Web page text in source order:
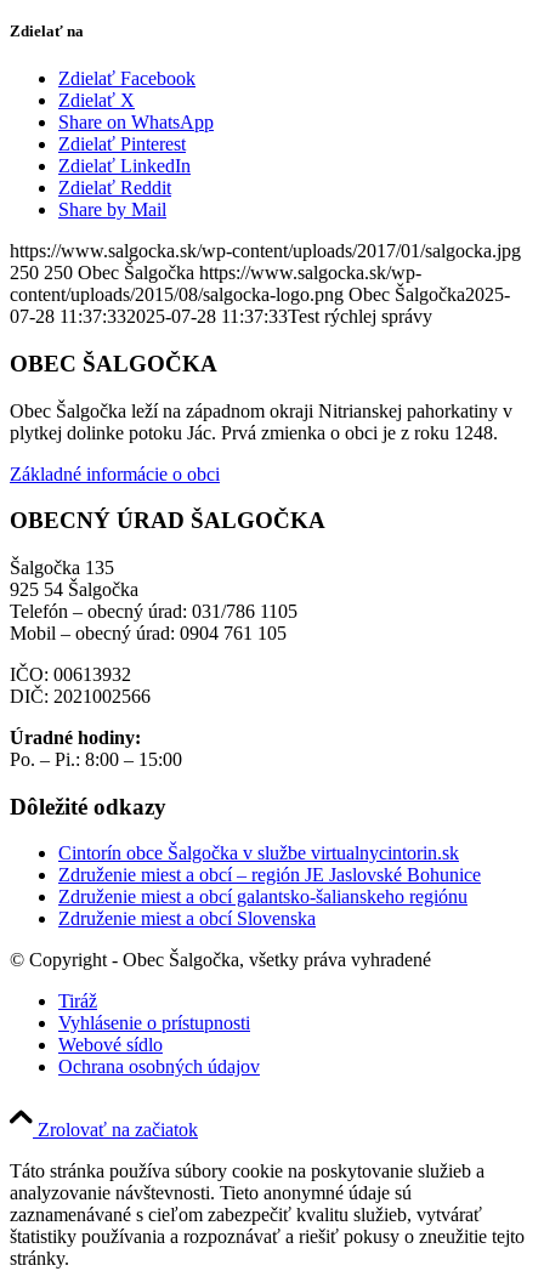
Zdielať na
Zdielať Facebook
Zdielať X
Share on WhatsApp
Zdielať Pinterest
Zdielať LinkedIn
Zdielať Reddit
Share by Mail
https://www.salgocka.sk/wp-content/uploads/2017/01/salgocka.jpg
250 250 Obec Šalgočka https://www.salgocka.sk/wp-
content/uploads/2015/08/salgocka-logo.png Obec Šalgočka2025-
07-28 11:37:332025-07-28 11:37:33Test rýchlej správy
OBEC ŠALGOČKA
Obec Šalgočka leží na západnom okraji Nitrianskej pahorkatiny v
plytkej dolinke potoku Jác. Prvá zmienka o obci je z roku 1248.
Základné informácie o obci
OBECNÝ ÚRAD ŠALGOČKA
Šalgočka 135
925 54 Šalgočka
Telefón – obecný úrad: 031/786 1105
Mobil – obecný úrad: 0904 761 105
IČO: 00613932
DIČ: 2021002566
Úradné hodiny:
Po. – Pi.: 8:00 – 15:00
Dôležité odkazy
Cintorín obce Šalgočka v službe virtualnycintorin.sk
Združenie miest a obcí – región JE Jaslovské Bohunice
Združenie miest a obcí galantsko-šalianskeho regiónu
Združenie miest a obcí Slovenska
© Copyright - Obec Šalgočka, všetky práva vyhradené
Tiráž
Vyhlásenie o prístupnosti
Webové sídlo
Ochrana osobných údajov
Zrolovať na začiatok
Táto stránka používa súbory cookie na poskytovanie služieb a
analyzovanie návštevnosti. Tieto anonymné údaje sú
zaznamenávané s cieľom zabezpečiť kvalitu služieb, vytvárať
štatistiky používania a rozpoznávať a riešiť pokusy o zneužitie tejto
stránky.